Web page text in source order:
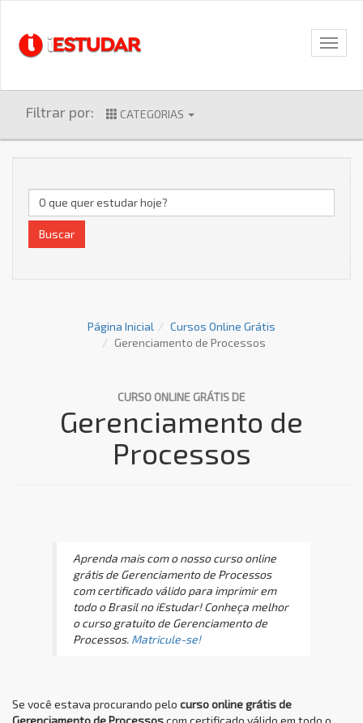
Filtrar por: CATEGORIAS
Buscar
Página Inicial
Cursos Online Grátis
Gerenciamento de Processos
CURSO ONLINE GRÁTIS DE
Gerenciamento de
Processos
Aprenda mais com o nosso curso online
grátis de Gerenciamento de Processos
com certificado válido para imprimir em
todo o Brasil no iEstudar! Conheça melhor
o curso gratuito de Gerenciamento de
Processos. Matricule-se!
Se você estava procurando pelo curso online grátis de
Gerenciamento de Processoscom certificado válido em todo o